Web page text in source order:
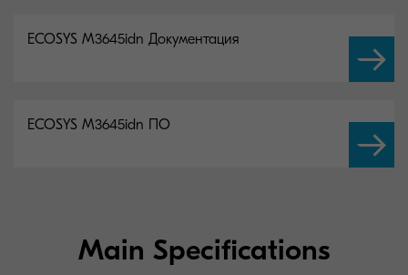
ECOSYS M3645idn Документация
ECOSYS M3645idn ПО
Main Specifications